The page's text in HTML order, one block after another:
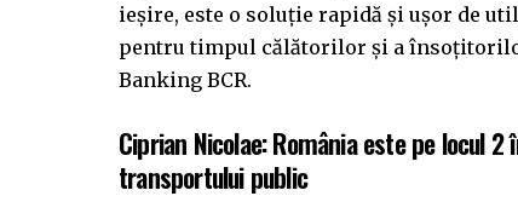
ieșire, este o soluție rapidă și ușor de
pentru timpul călătorilor și a
Banking BCR.
Ciprian Nicolae: România este pe locul
transportului public